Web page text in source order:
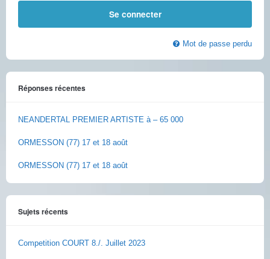
Mot de passe perdu
Réponses récentes
NEANDERTAL PREMIER ARTISTE à – 65 000
ORMESSON (77) 17 et 18 août
ORMESSON (77) 17 et 18 août
Sujets récents
Competition COURT 8./. Juillet 2023